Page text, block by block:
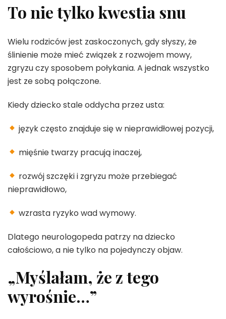
To nie tylko kwestia snu
Wielu rodziców jest zaskoczonych, gdy słyszy, że
ślinienie może mieć związek z rozwojem mowy,
zgryzu czy sposobem połykania. A jednak wszystko
jest ze sobą połączone.
Kiedy dziecko stale oddycha przez usta:
język często znajduje się w nieprawidłowej pozycji,
mięśnie twarzy pracują inaczej,
rozwój szczęki i zgryzu może przebiegać
nieprawidłowo,
wzrasta ryzyko wad wymowy.
Dlatego neurologopeda patrzy na dziecko
całościowo, a nie tylko na pojedynczy objaw.
„Myślałam, że z tego
wyrośnie…”